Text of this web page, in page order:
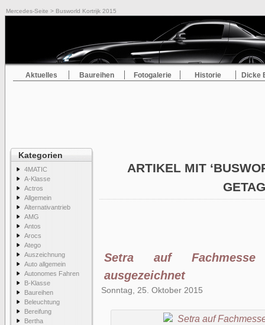
Mercedes-Seite > Busworld Kortrijk 2015
Aktuelles Baureihen Fotogalerie Historie Dicke
Kategorien
4MATIC
A-Klasse
Actros
Allgemein
Alternativantrieb
AMG
Antos
Arocs
Atego
Auszeichnung
Auto allgemein
Autonomes Fahren
B-Klasse
Baureihen
Beleuchtung
Bereifung
Bertha
ARTIKEL MIT
Setra auf
ausgezeichnet
Sonntag, 25. Oktober 2015